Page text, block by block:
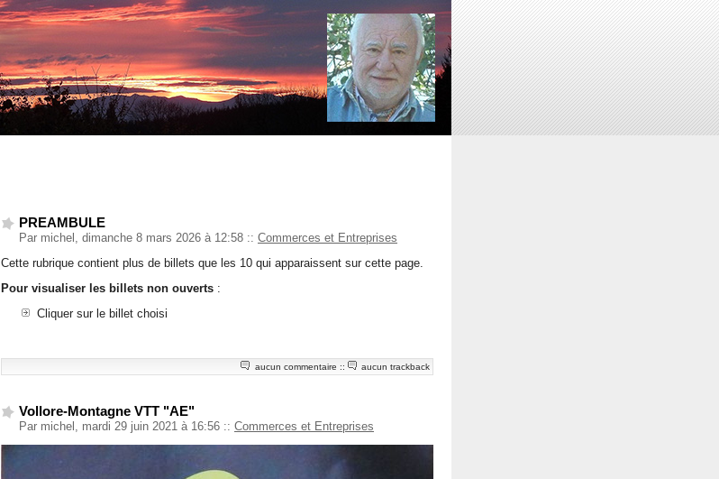
PREAMBULE
Par michel, dimanche 8 mars 2026 à 12:58 :: Commerces et Entreprises
Cette rubrique contient plus de billets que les 10 qui apparaissent sur cette page.
Pour visualiser les billets non ouverts :
Cliquer sur le billet choisi
aucun commentaire :: aucun trackback
Vollore-Montagne VTT "AE"
Par michel, mardi 29 juin 2021 à 16:56 :: Commerces et Entreprises